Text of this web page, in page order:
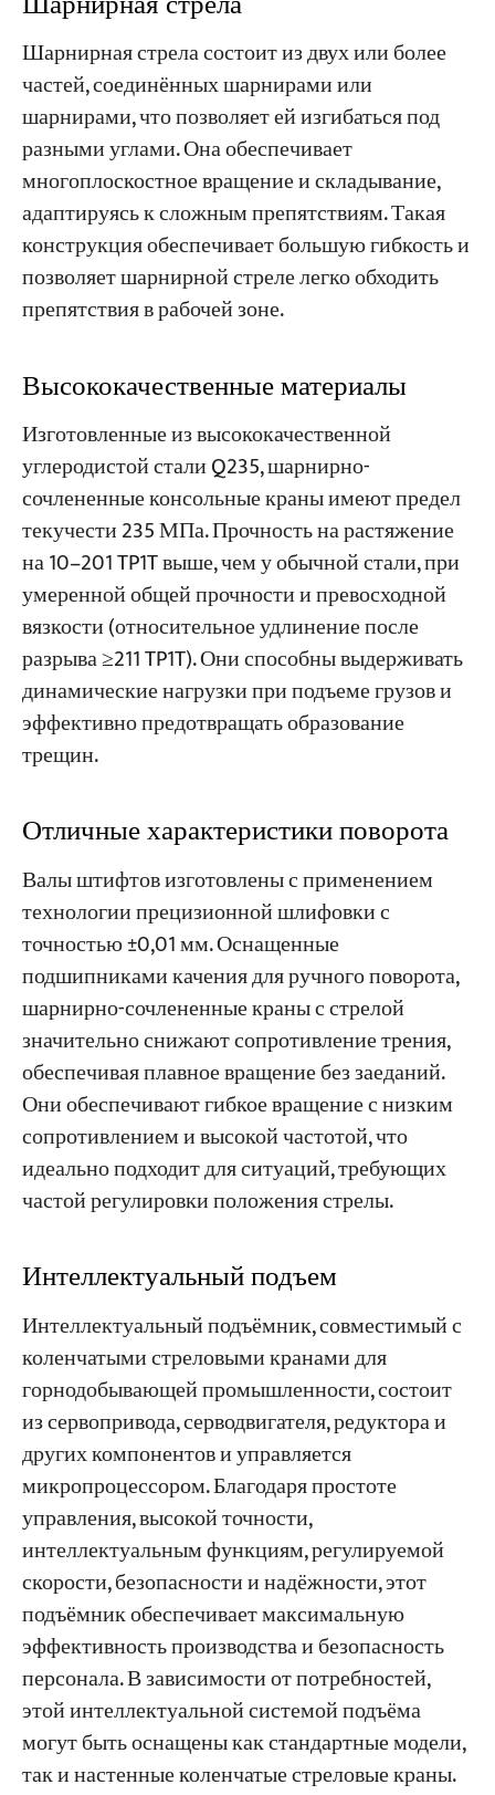
Шарнирная стрела состоит из двух или более
частей, соединённых шарнирами или
шарнирами, что позволяет ей изгибаться под
разными углами. Она обеспечивает
многоплоскостное вращение и складывание,
адаптируясь к сложным препятствиям. Такая
конструкция обеспечивает большую гибкость и
позволяет шарнирной стреле легко обходить
препятствия в рабочей зоне.
Высококачественные материалы
Изготовленные из высококачественной
углеродистой стали Q235, шарнирно-
сочлененные консольные краны имеют предел
текучести 235 МПа. Прочность на растяжение
на 10–201 TP1T выше, чем у обычной стали, при
умеренной общей прочности и превосходной
вязкости (относительное удлинение после
разрыва ≥211 TP1T). Они способны выдерживать
динамические нагрузки при подъеме грузов и
эффективно предотвращать образование
трещин.
Отличные характеристики поворота
Валы штифтов изготовлены с применением
технологии прецизионной шлифовки с
точностью ±0,01 мм. Оснащенные
подшипниками качения для ручного поворота,
шарнирно-сочлененные краны с стрелой
значительно снижают сопротивление трения,
обеспечивая плавное вращение без заеданий.
Они обеспечивают гибкое вращение с низким
сопротивлением и высокой частотой, что
идеально подходит для ситуаций, требующих
частой регулировки положения стрелы.
Интеллектуальный подъем
Интеллектуальный подъёмник, совместимый с
коленчатыми стреловыми кранами для
горнодобывающей промышленности, состоит
из сервопривода, серводвигателя, редуктора и
других компонентов и управляется
микропроцессором. Благодаря простоте
управления, высокой точности,
интеллектуальным функциям, регулируемой
скорости, безопасности и надёжности, этот
подъёмник обеспечивает максимальную
эффективность производства и безопасность
персонала. В зависимости от потребностей,
этой интеллектуальной системой подъёма
могут быть оснащены как стандартные модели,
так и настенные коленчатые стреловые краны.